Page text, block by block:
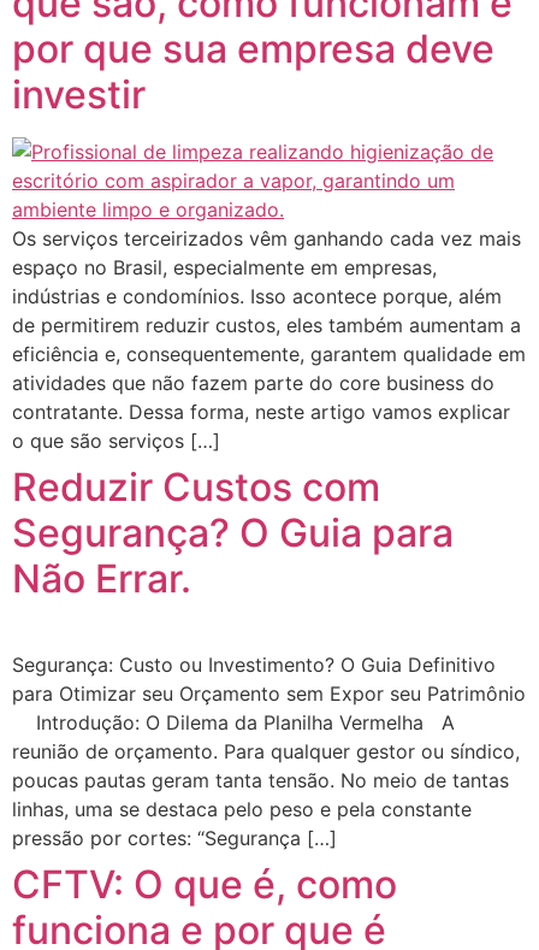
por que sua empresa deve
investir
Os serviços terceirizados vêm ganhando cada vez mais
espaço no Brasil, especialmente em empresas,
indústrias e condomínios. Isso acontece porque, além
de permitirem reduzir custos, eles também aumentam a
eficiência e, consequentemente, garantem qualidade em
atividades que não fazem parte do core business do
contratante. Dessa forma, neste artigo vamos explicar
o que são serviços […]
Reduzir Custos com
Segurança? O Guia para
Não Errar.
Segurança: Custo ou Investimento? O Guia Definitivo
para Otimizar seu Orçamento sem Expor seu Patrimônio
Introdução: O Dilema da Planilha Vermelha A
reunião de orçamento. Para qualquer gestor ou síndico,
poucas pautas geram tanta tensão. No meio de tantas
linhas, uma se destaca pelo peso e pela constante
pressão por cortes: “Segurança […]
CFTV: O que é, como
funciona e por que é